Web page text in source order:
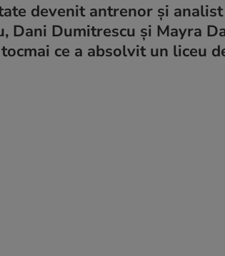
devenit antrenor și
Dani Dumitrescu și Mayra
ce a absolvit un liceu